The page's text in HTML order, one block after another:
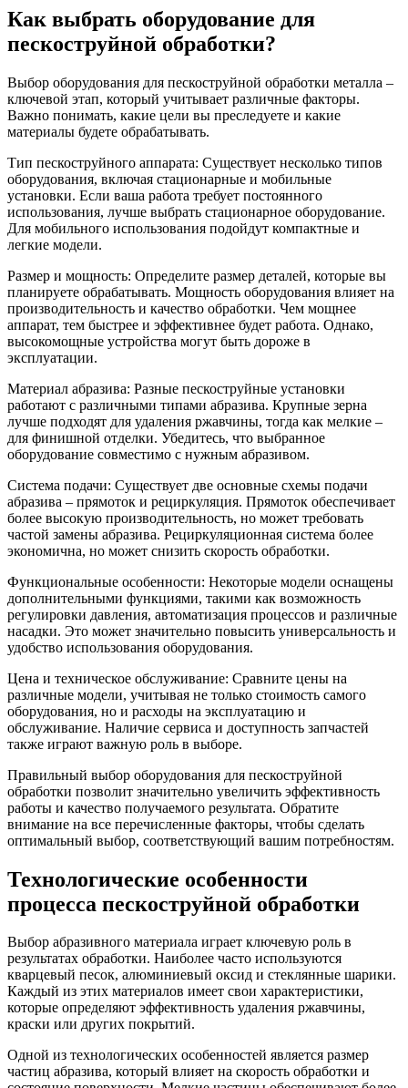
Как выбрать оборудование для
пескоструйной обработки?
Выбор оборудования для пескоструйной обработки металла –
ключевой этап, который учитывает различные факторы.
Важно понимать, какие цели вы преследуете и какие
материалы будете обрабатывать.
Тип пескоструйного аппарата: Существует несколько типов
оборудования, включая стационарные и мобильные
установки. Если ваша работа требует постоянного
использования, лучше выбрать стационарное оборудование.
Для мобильного использования подойдут компактные и
легкие модели.
Размер и мощность: Определите размер деталей, которые вы
планируете обрабатывать. Мощность оборудования влияет на
производительность и качество обработки. Чем мощнее
аппарат, тем быстрее и эффективнее будет работа. Однако,
высокомощные устройства могут быть дороже в
эксплуатации.
Материал абразива: Разные пескоструйные установки
работают с различными типами абразива. Крупные зерна
лучше подходят для удаления ржавчины, тогда как мелкие –
для финишной отделки. Убедитесь, что выбранное
оборудование совместимо с нужным абразивом.
Система подачи: Существует две основные схемы подачи
абразива – прямоток и рециркуляция. Прямоток обеспечивает
более высокую производительность, но может требовать
частой замены абразива. Рециркуляционная система более
экономична, но может снизить скорость обработки.
Функциональные особенности: Некоторые модели оснащены
дополнительными функциями, такими как возможность
регулировки давления, автоматизация процессов и различные
насадки. Это может значительно повысить универсальность и
удобство использования оборудования.
Цена и техническое обслуживание: Сравните цены на
различные модели, учитывая не только стоимость самого
оборудования, но и расходы на эксплуатацию и
обслуживание. Наличие сервиса и доступность запчастей
также играют важную роль в выборе.
Правильный выбор оборудования для пескоструйной
обработки позволит значительно увеличить эффективность
работы и качество получаемого результата. Обратите
внимание на все перечисленные факторы, чтобы сделать
оптимальный выбор, соответствующий вашим потребностям.
Технологические особенности
процесса пескоструйной обработки
Выбор абразивного материала играет ключевую роль в
результатах обработки. Наиболее часто используются
кварцевый песок, алюминиевый оксид и стеклянные шарики.
Каждый из этих материалов имеет свои характеристики,
которые определяют эффективность удаления ржавчины,
краски или других покрытий.
Одной из технологических особенностей является размер
частиц абразива, который влияет на скорость обработки и